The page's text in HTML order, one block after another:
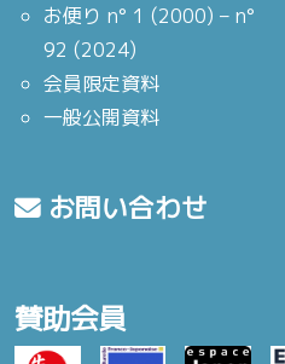
お便り n° 1 (2000) – n°
92 (2024)
会員限定資料
一般公開資料
お問い合わせ
賛助会員